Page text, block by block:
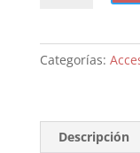
Categorías:
Descripción